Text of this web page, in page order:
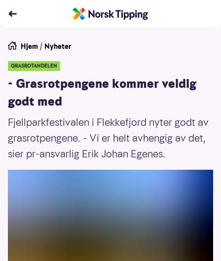
Hjem / Nyheter
GRASROTANDELEN
- Grasrotpengene kommer veldig
godt med
Fjellparkfestivalen i Flekkefjord nyter godt av
grasrotpengene. - Vi er helt avhengig av det,
sier pr-ansvarlig Erik Johan Egenes.